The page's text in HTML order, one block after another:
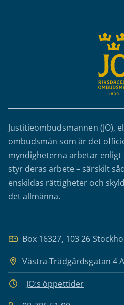
Justitieombudsmannen (JO),
ombudsmän som är det
myndigheterna arbetar enligt
styr deras arbete – särskilt
enskildas rättigheter och
det allmänna.
Box 16327, 103 26
Västra Trädgårdsgatan 4 A
JO:s öppettider